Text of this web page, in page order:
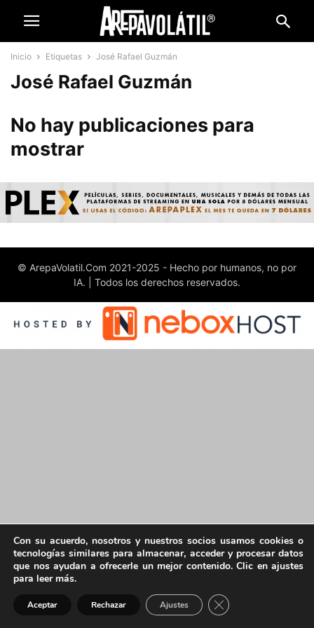
Inicio Etiquetas José Rafael Guzmán
José Rafael Guzmán
No hay publicaciones para
mostrar
© ArepaVolatil.Com 2021-2025 - Hecho por humanos, no por
IA. | Todos los derechos reservados.
Con su acuerdo, nosotros y nuestros socios usamos cookies o
tecnologías similares para almacenar, acceder y procesar datos
que nos ayudan a ofrecerle un mejor contenido. Clic en ajustes
para leer más.
Aceptar Rechazar Ajustes Cerrar el banner de